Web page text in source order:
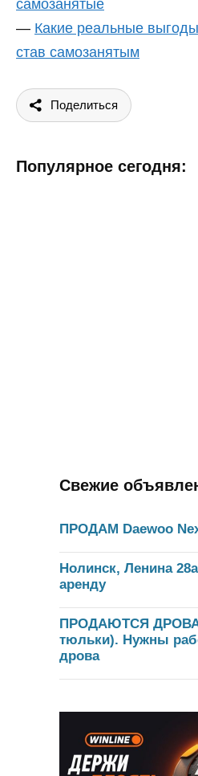
самозанятые
— Какие реальные
став самозанятым
Поделиться
Популярное сегодня:
Свежие
ПРОДАМ Daewoo
Нолинск, Ленина
аренду
ПРОДАЮТСЯ ДРОВА
тюльки). Нужны
дрова